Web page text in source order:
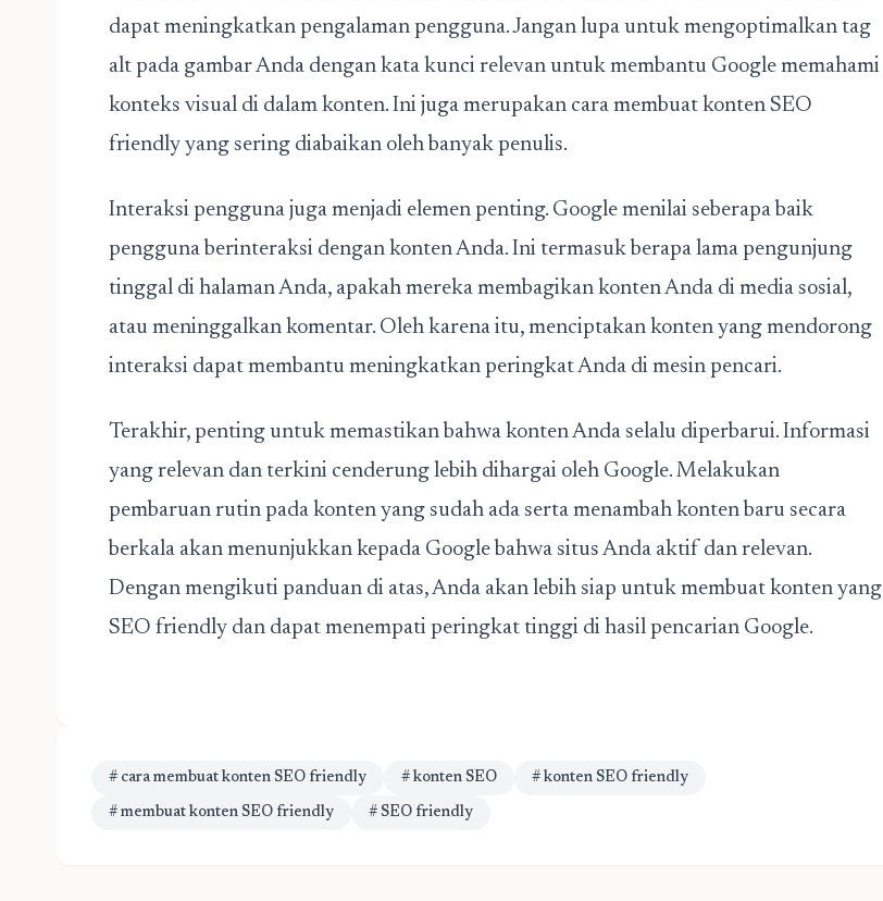
dapat meningkatkan pengalaman pengguna. Jangan lupa untuk mengoptimalkan tag
alt pada gambar Anda dengan kata kunci relevan untuk membantu Google memahami
konteks visual di dalam konten. Ini juga merupakan cara membuat konten SEO
friendly yang sering diabaikan oleh banyak penulis.
Interaksi pengguna juga menjadi elemen penting. Google menilai seberapa baik
pengguna berinteraksi dengan konten Anda. Ini termasuk berapa lama pengunjung
tinggal di halaman Anda, apakah mereka membagikan konten Anda di media sosial,
atau meninggalkan komentar. Oleh karena itu, menciptakan konten yang mendorong
interaksi dapat membantu meningkatkan peringkat Anda di mesin pencari.
Terakhir, penting untuk memastikan bahwa konten Anda selalu diperbarui. Informasi
yang relevan dan terkini cenderung lebih dihargai oleh Google. Melakukan
pembaruan rutin pada konten yang sudah ada serta menambah konten baru secara
berkala akan menunjukkan kepada Google bahwa situs Anda aktif dan relevan.
Dengan mengikuti panduan di atas, Anda akan lebih siap untuk membuat konten yang
SEO friendly dan dapat menempati peringkat tinggi di hasil pencarian Google.
# cara membuat konten SEO friendly # konten SEO # konten SEO friendly
# membuat konten SEO friendly # SEO friendly